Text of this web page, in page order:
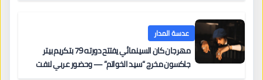
عدسة المدار
مهرجان كان السينمائي يفتتح دورته 79 بتكريم بيتر
جاكسون مخرج “سيد الخواتم” — وحضور عربي لافت